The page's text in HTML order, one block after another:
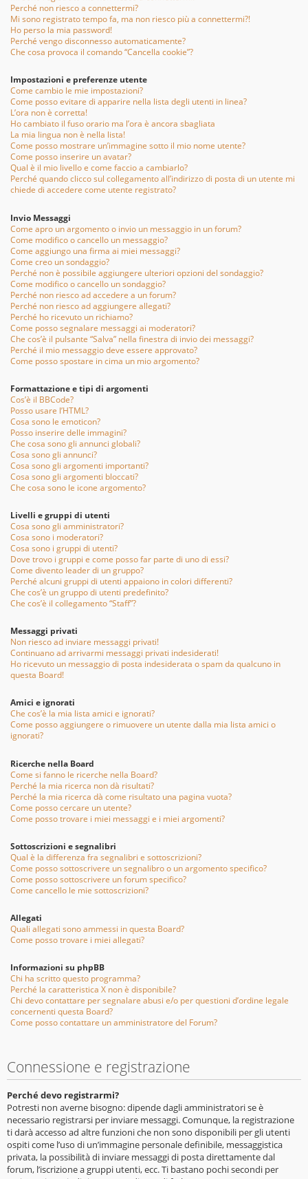
Perché non riesco a connettermi?
Mi sono registrato tempo fa, ma non riesco più a connettermi?!
Ho perso la mia password!
Perché vengo disconnesso automaticamente?
Che cosa provoca il comando “Cancella cookie”?
Impostazioni e preferenze utente
Come cambio le mie impostazioni?
Come posso evitare di apparire nella lista degli utenti in linea?
L’ora non è corretta!
Ho cambiato il fuso orario ma l’ora è ancora sbagliata
La mia lingua non è nella lista!
Come posso mostrare un’immagine sotto il mio nome utente?
Come posso inserire un avatar?
Qual è il mio livello e come faccio a cambiarlo?
Perché quando clicco sul collegamento all’indirizzo di posta di un utente mi
chiede di accedere come utente registrato?
Invio Messaggi
Come apro un argomento o invio un messaggio in un forum?
Come modifico o cancello un messaggio?
Come aggiungo una firma ai miei messaggi?
Come creo un sondaggio?
Perché non è possibile aggiungere ulteriori opzioni del sondaggio?
Come modifico o cancello un sondaggio?
Perché non riesco ad accedere a un forum?
Perché non riesco ad aggiungere allegati?
Perché ho ricevuto un richiamo?
Come posso segnalare messaggi ai moderatori?
Che cos’è il pulsante “Salva” nella finestra di invio dei messaggi?
Perché il mio messaggio deve essere approvato?
Come posso spostare in cima un mio argomento?
Formattazione e tipi di argomenti
Cos’è il BBCode?
Posso usare l’HTML?
Cosa sono le emoticon?
Posso inserire delle immagini?
Che cosa sono gli annunci globali?
Cosa sono gli annunci?
Cosa sono gli argomenti importanti?
Cosa sono gli argomenti bloccati?
Che cosa sono le icone argomento?
Livelli e gruppi di utenti
Cosa sono gli amministratori?
Cosa sono i moderatori?
Cosa sono i gruppi di utenti?
Dove trovo i gruppi e come posso far parte di uno di essi?
Come divento leader di un gruppo?
Perché alcuni gruppi di utenti appaiono in colori differenti?
Che cos’è un gruppo di utenti predefinito?
Che cos’è il collegamento “Staff”?
Messaggi privati
Non riesco ad inviare messaggi privati!
Continuano ad arrivarmi messaggi privati indesiderati!
Ho ricevuto un messaggio di posta indesiderata o spam da qualcuno in
questa Board!
Amici e ignorati
Che cos’è la mia lista amici e ignorati?
Come posso aggiungere o rimuovere un utente dalla mia lista amici o
ignorati?
Ricerche nella Board
Come si fanno le ricerche nella Board?
Perché la mia ricerca non dà risultati?
Perché la mia ricerca dà come risultato una pagina vuota?
Come posso cercare un utente?
Come posso trovare i miei messaggi e i miei argomenti?
Sottoscrizioni e segnalibri
Qual è la differenza fra segnalibri e sottoscrizioni?
Come posso sottoscrivere un segnalibro o un argomento specifico?
Come posso sottoscrivere un forum specifico?
Come cancello le mie sottoscrizioni?
Allegati
Quali allegati sono ammessi in questa Board?
Come posso trovare i miei allegati?
Informazioni su phpBB
Chi ha scritto questo programma?
Perché la caratteristica X non è disponibile?
Chi devo contattare per segnalare abusi e/o per questioni d’ordine legale
concernenti questa Board?
Come posso contattare un amministratore del Forum?
Connessione e registrazione
Perché devo registrarmi?
Potresti non averne bisogno: dipende dagli amministratori se è
necessario registrarsi per inviare messaggi. Comunque, la registrazione
ti darà accesso ad altre funzioni che non sono disponibili per gli utenti
ospiti come l’uso di un’immagine personale definibile, messaggistica
privata, la possibilità di inviare messaggi di posta direttamente dal
forum, l’iscrizione a gruppi utenti, ecc. Ti bastano pochi secondi per